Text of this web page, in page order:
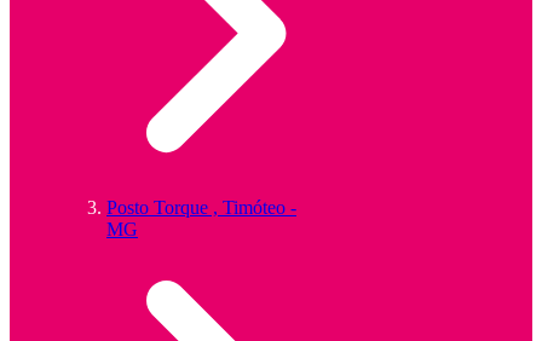
Posto Torque , Timóteo -
MG